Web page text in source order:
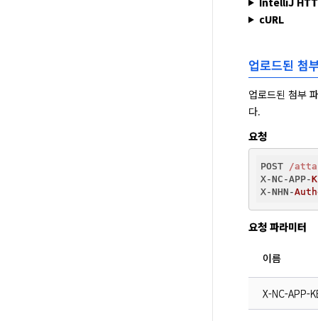
cURL
업로드된 첨
업로드된 첨부
다.
요청
POST
/
X-NC-APP-
X-NHN-
요청 파라미터
이름
X-NC-APP-